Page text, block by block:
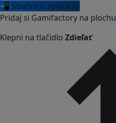
📲 Stiahni si aplikáciu
Pridaj si Gamifactory na plochu
Klepni na tlačidlo Zdieľať